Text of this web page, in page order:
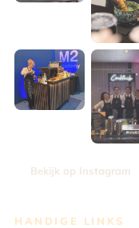
Bekijk op Instagram
HANDIGE LINKS